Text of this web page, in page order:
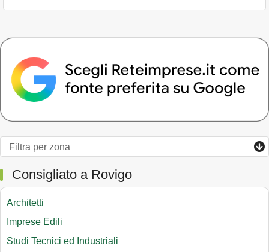
Consigliato a Rovigo
Architetti
Imprese Edili
Studi Tecnici ed Industriali